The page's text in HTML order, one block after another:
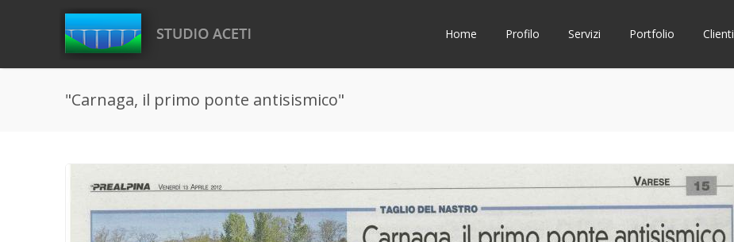
Home Profilo Servizi Portfolio Clienti
"Carnaga, il primo ponte antisismico"